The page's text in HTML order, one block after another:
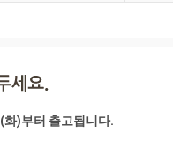
화)부터 출고됩니다.